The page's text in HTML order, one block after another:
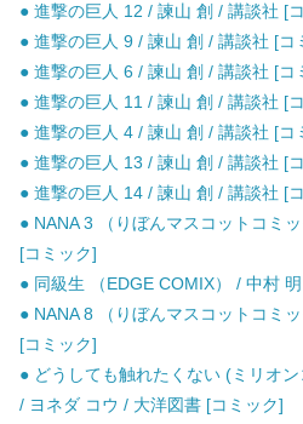
● 進撃の巨人 12 / 諫山 創 / 講談社 [
● 進撃の巨人 9 / 諫山 創 / 講談社 [コ
● 進撃の巨人 6 / 諫山 創 / 講談社 [コ
● 進撃の巨人 11 / 諫山 創 / 講談社 [
● 進撃の巨人 4 / 諫山 創 / 講談社 [コ
● 進撃の巨人 13 / 諫山 創 / 講談社 [
● 進撃の巨人 14 / 諫山 創 / 講談社 [
● NANA 3 （りぼんマスコットコミ
[コミック]
● 同級生 （EDGE COMIX） / 中村
● NANA 8 （りぼんマスコットコミ
[コミック]
● どうしても触れたくない (ミリオ
/ ヨネダ コウ / 大洋図書 [コミック]